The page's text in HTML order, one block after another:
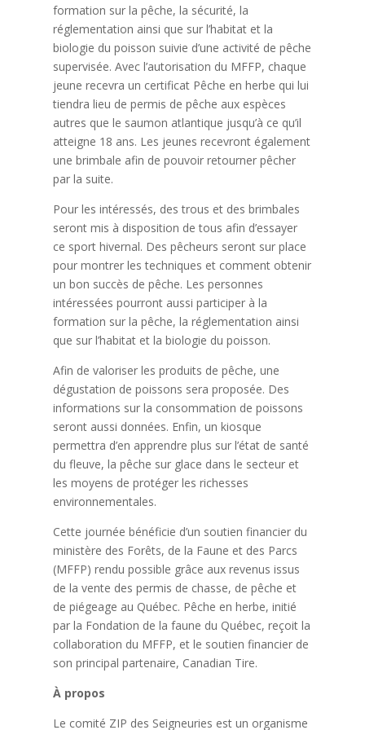
formation sur la pêche, la sécurité, la
réglementation ainsi que sur l’habitat et la
biologie du poisson suivie d’une activité de pêche
supervisée. Avec l’autorisation du MFFP, chaque
jeune recevra un certificat Pêche en herbe qui lui
tiendra lieu de permis de pêche aux espèces
autres que le saumon atlantique jusqu’à ce qu’il
atteigne 18 ans. Les jeunes recevront également
une brimbale afin de pouvoir retourner pêcher
par la suite.
Pour les intéressés, des trous et des brimbales
seront mis à disposition de tous afin d’essayer
ce sport hivernal. Des pêcheurs seront sur place
pour montrer les techniques et comment obtenir
un bon succès de pêche. Les personnes
intéressées pourront aussi participer à la
formation sur la pêche, la réglementation ainsi
que sur l’habitat et la biologie du poisson.
Afin de valoriser les produits de pêche, une
dégustation de poissons sera proposée. Des
informations sur la consommation de poissons
seront aussi données. Enfin, un kiosque
permettra d’en apprendre plus sur l’état de santé
du fleuve, la pêche sur glace dans le secteur et
les moyens de protéger les richesses
environnementales.
Cette journée bénéficie d’un soutien financier du
ministère des Forêts, de la Faune et des Parcs
(MFFP) rendu possible grâce aux revenus issus
de la vente des permis de chasse, de pêche et
de piégeage au Québec. Pêche en herbe, initié
par la Fondation de la faune du Québec, reçoit la
collaboration du MFFP, et le soutien financier de
son principal partenaire, Canadian Tire.
À propos
Le comité ZIP des Seigneuries est un organisme